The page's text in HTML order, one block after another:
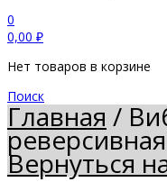
0
0,00 ₽
Нет товаров в корзине
Поиск
Главная/
Вернуться